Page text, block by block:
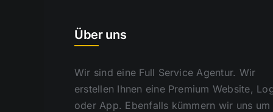
Über uns
Wir sind eine Full Service Agentur. Wir
erstellen Ihnen eine Premium Website,
oder App. Ebenfalls kümmern wir uns um